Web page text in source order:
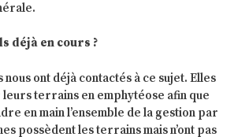
déjà en cours ?
nous ont déjà contactés à ce sujet. Elles
terrains en emphytéose afin que
en main l’ensemble de la gestion par
possèdent les terrains mais n’ont pas